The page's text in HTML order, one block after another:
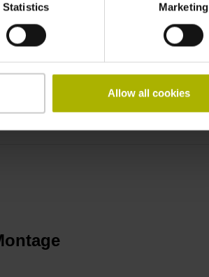
Statistics Marketing
Allow all cookies